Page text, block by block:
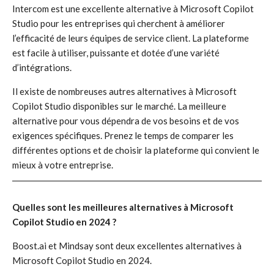
Intercom est une excellente alternative à Microsoft Copilot
Studio pour les entreprises qui cherchent à améliorer
l’efficacité de leurs équipes de service client. La plateforme
est facile à utiliser, puissante et dotée d’une variété
d’intégrations.
Il existe de nombreuses autres alternatives à Microsoft
Copilot Studio disponibles sur le marché. La meilleure
alternative pour vous dépendra de vos besoins et de vos
exigences spécifiques. Prenez le temps de comparer les
différentes options et de choisir la plateforme qui convient le
mieux à votre entreprise.
Quelles sont les meilleures alternatives à Microsoft
Copilot Studio en 2024 ?
Boost.ai et Mindsay sont deux excellentes alternatives à
Microsoft Copilot Studio en 2024.